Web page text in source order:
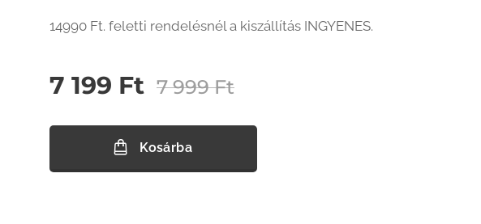
14990 Ft. feletti rendelésnél a kiszállítás INGYENES.
7 199 Ft 7 999Ft
Kosárba